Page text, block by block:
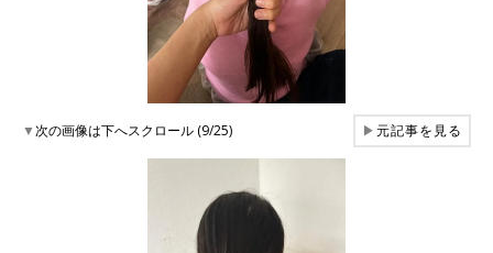
▼次の画像は下へスクロール (9/25) ▶元記事を見る